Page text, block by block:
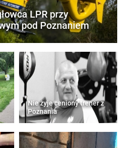
LPR przy
pod Poznaniem
Nie żyje ceniony trener z
Poznania